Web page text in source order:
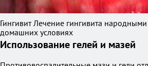
Гингивит Лечение гингивита
домашних условиях
Использование гелей и мазей